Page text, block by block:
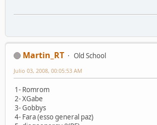
Martin_RT
Old School
Julio 03, 2008, 00:05:53 AM
1- Romrom
2- XGabe
3- Gobbys
4- Fara (esso general paz)